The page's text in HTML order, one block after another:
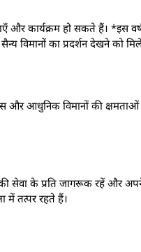
कार्यक्रम हो सकते हैं। *इस
विमानों का प्रदर्शन देखने को
आधुनिक विमानों की क्षमताओं
सेवा के प्रति जागरूक रहें और
में तत्पर रहते हैं।